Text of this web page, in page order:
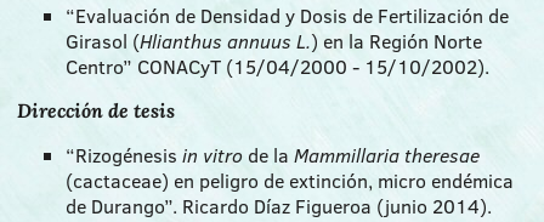
“Evaluación de Densidad y Dosis de Fertilización de
Girasol (Hlianthus annuus L.) en la Región Norte
Centro” CONACyT (15/04/2000 - 15/10/2002).
Dirección de tesis
“Rizogénesis in vitrode la Mammillaria theresae
(cactaceae) en peligro de extinción, micro endémica
de Durango”. Ricardo Díaz Figueroa (junio 2014).